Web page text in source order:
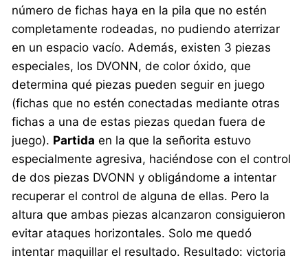
número de fichas haya en la pila que no estén
completamente rodeadas, no pudiendo aterrizar
en un espacio vacío. Además, existen 3 piezas
especiales, los DVONN, de color óxido, que
determina qué piezas pueden seguir en juego
(fichas que no estén conectadas mediante otras
fichas a una de estas piezas quedan fuera de
juego). Partida en la que la señorita estuvo
especialmente agresiva, haciéndose con el control
de dos piezas DVONN y obligándome a intentar
recuperar el control de alguna de ellas. Pero la
altura que ambas piezas alcanzaron consiguieron
evitar ataques horizontales. Solo me quedó
intentar maquillar el resultado. Resultado: victoria